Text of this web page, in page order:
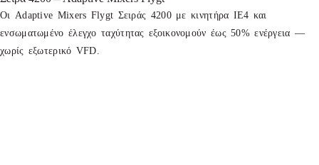
Οι Adaptive Mixers Flygt Σειράς 4200 με κινητήρα IE4 και
ενσωματωμένο έλεγχο ταχύτητας εξοικονομούν έως 50% ενέργεια —
χωρίς εξωτερικό VFD.